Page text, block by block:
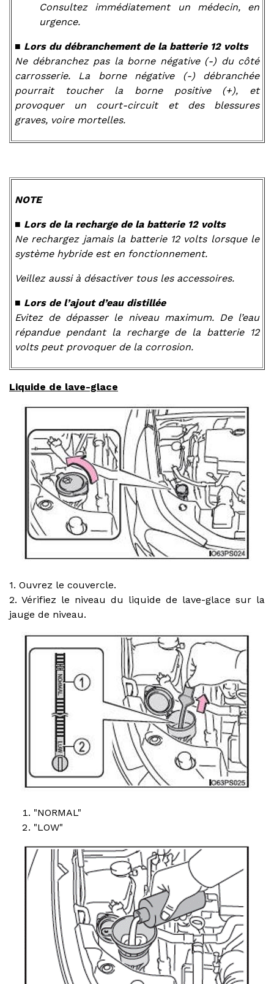
Consultez immédiatement un médecin, en
urgence.
■ Lors du débranchement de la batterie 12 volts
Ne débranchez pas la borne négative (-) du côté
carrosserie. La borne négative (-) débranchée
pourrait toucher la borne positive (+), et
provoquer un court-circuit et des blessures
graves, voire mortelles.
NOTE
■ Lors de la recharge de la batterie 12 volts
Ne rechargez jamais la batterie 12 volts lorsque le
système hybride est en fonctionnement.
Veillez aussi à désactiver tous les accessoires.
■ Lors de l’ajout d’eau distillée
Evitez de dépasser le niveau maximum. De l’eau
répandue pendant la recharge de la batterie 12
volts peut provoquer de la corrosion.
Liquide de lave-glace
1. Ouvrez le couvercle.
2. Vérifiez le niveau du liquide de lave-glace sur la
jauge de niveau.
"NORMAL"
"LOW"